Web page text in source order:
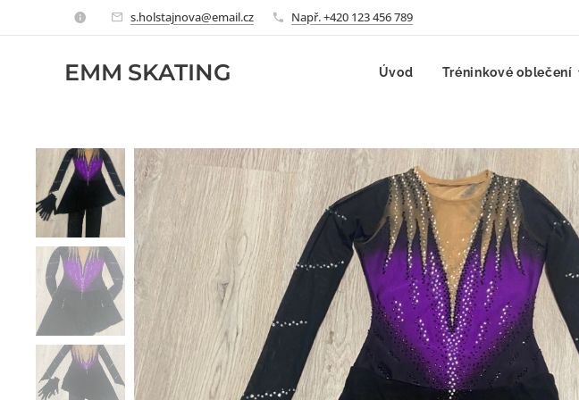
s.holstajnova@email.cz Např. +420 123 456 789
EMM SKATING Úvod Tréninkové oblečení